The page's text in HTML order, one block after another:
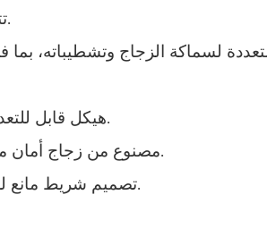
تتوفر تشطيبات متنوعة لإطارات الألمنيوم، تتناسب مع أنماط ديكور الحمامات المختلفة.
لسماكة الزجاج وتشطيباته،
هيكل قابل للتعديل مرن مدمج، سهل التركيب، ويتكيف بشكل مثالي مع عدم استواء الجدران والأسطح.
مصنوع من زجاج أمان مقوى عالي الجودة، يتميز بمقاومة عالية للصدمات، وهو آمن وموثوق للاستخدام العائلي.
تصميم شريط مانع للتسرب دقيق، تأثير ممتاز في منع تسرب الماء، يمنع بشكل فعال تناثر الماء إلى الخارج.